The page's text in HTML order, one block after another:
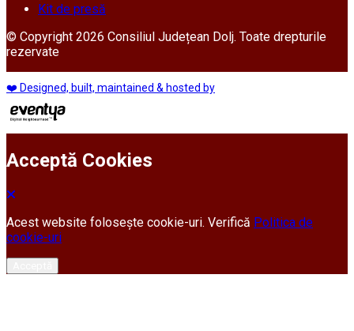
Kit de presă
© Copyright 2026 Consiliul Județean Dolj. Toate drepturile
rezervate
❤️ Designed, built, maintained & hosted by
Acceptă Cookies
Acest website folosește cookie-uri. Verifică Politica de
cookie-uri